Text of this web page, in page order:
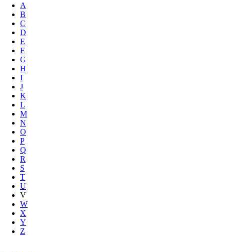
A
B
C
D
E
F
G
H
I
J
K
L
M
N
O
P
Q
R
S
T
U
V
W
X
Y
Z